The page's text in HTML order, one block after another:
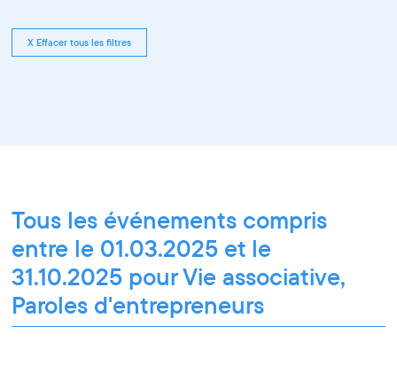
X Effacer tous les filtres
Tous les événements compris
entre le 01.03.2025 et le
31.10.2025 pour Vie associative,
Paroles d'entrepreneurs